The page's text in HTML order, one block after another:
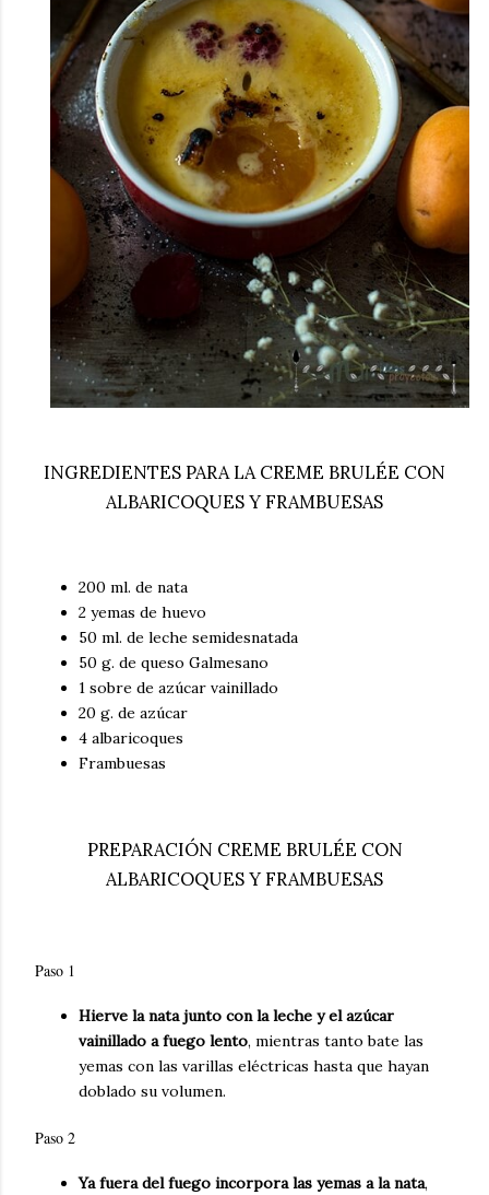
INGREDIENTES PARA LA CREME BRULÉE CON
ALBARICOQUES Y FRAMBUESAS
200 ml. de nata
2 yemas de huevo
50 ml. de leche semidesnatada
50 g. de queso Galmesano
1 sobre de azúcar vainillado
20 g. de azúcar
4 albaricoques
Frambuesas
PREPARACIÓN CREME BRULÉE CON
ALBARICOQUES Y FRAMBUESAS
Paso 1
Hierve la nata junto con la leche y el azúcar
vainillado a fuego lento, mientras tanto bate las
yemas con las varillas eléctricas hasta que hayan
doblado su volumen.
Paso 2
Ya fuera del fuego incorpora las yemas a la nata,